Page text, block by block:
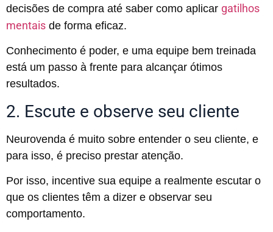
decisões de compra até saber como aplicar gatilhos
mentais de forma eficaz.
Conhecimento é poder, e uma equipe bem treinada
está um passo à frente para alcançar ótimos
resultados.
2. Escute e observe seu cliente
Neurovenda é muito sobre entender o seu cliente, e
para isso, é preciso prestar atenção.
Por isso, incentive sua equipe a realmente escutar o
que os clientes têm a dizer e observar seu
comportamento.